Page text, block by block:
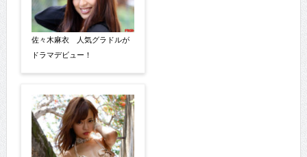
佐々木麻衣 人気グラドルが
ドラマデビュー！